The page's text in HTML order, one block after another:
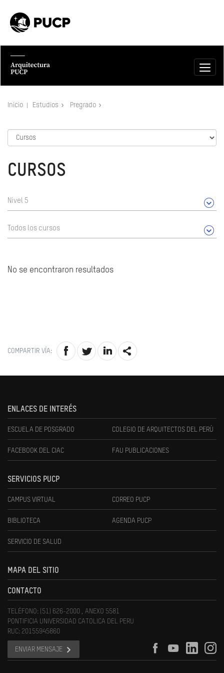
Inicio Estudios Pregrado
CURSOS
Nivel 5
Todos los cursos
No se encontraron resultados
COMPARTIR VÍA:
ENLACES DE INTERÉS
ESCUELA DE POSGRADO COLEGIO DE ARQUITECTOS DEL PERÚ
FACEBOOK DEL CIAC FAU PUBLICACIONES
SERVICIOS PUCP
CAMPUS VIRTUAL CORREO PUCP
BIBLIOTECA AGENDA PUCP
SERVICIO DE SALUD
MAPA DEL SITIO
CONTACTO
TELÉFONO: (51) 626-2000 , ANEXO 5581
PONTIFICIA UNIVERSIDAD CATOLICA DEL PERU
RUC: 20155945860
ENVIAR MENSAJE